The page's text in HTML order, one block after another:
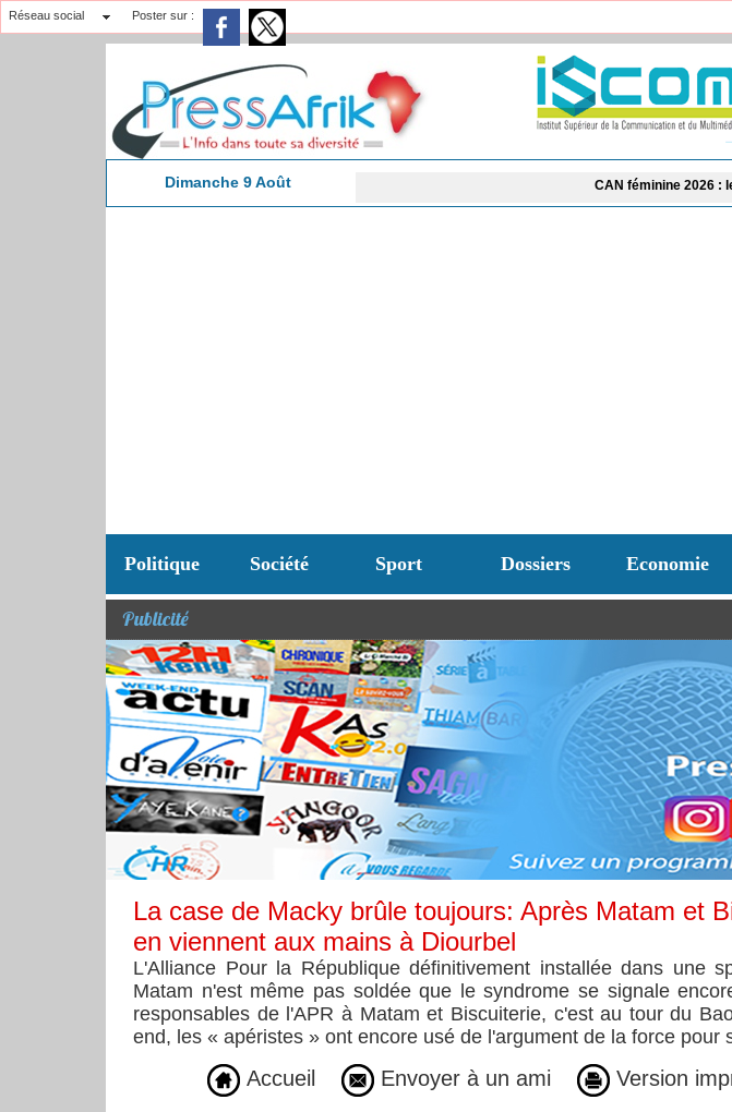
Réseau social Poster sur :
Dimanche 9 Août CAN féminine 2026 : le Maroc bat
Politique Société Sport Dossiers Economie
Publicité
La case de Macky brûle toujours: Après Matam et
en viennent aux mains à Diourbel
L'Alliance Pour la République définitivement installée dans une
Matam n'est même pas soldée que le syndrome se signale
responsables de l'APR à Matam et Biscuiterie, c'est au tour du
end, les « apéristes » ont encore usé de l'argument de la force pour
Accueil Envoyer à un ami Version